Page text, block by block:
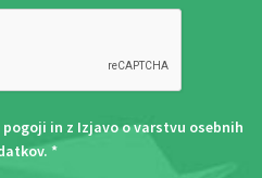
pogoji in z Izjavo o varstvu osebnih
. *